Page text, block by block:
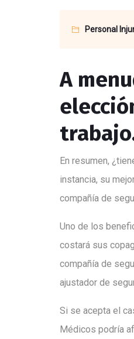
Personal
A
En resumen,
instancia, su
compañía de
Uno de los
costará sus
compañía de
ajustador de
Si se acepta el
Médicos podría